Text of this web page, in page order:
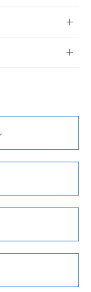
以下を必ずお読
Cr(VI)
式承認
ンス
KR型式
（韓国
No
合状況ページへ
ご検索ください
を完了
い限
りま